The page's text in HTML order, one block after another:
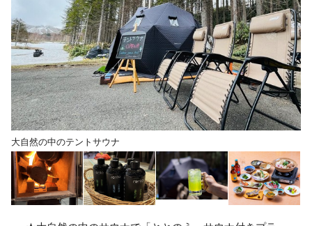
大自然の中のテントサウナ